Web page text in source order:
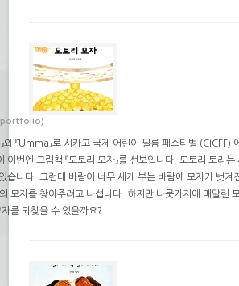
와 『Umma』로 시카고 국제 어린이 필름 페스티벌 (CICFF)
이번엔 그림책 『도토리 모자』를 선보입니다. 도토리 토리
습니다. 그런데 바람이 너무 세게 부는 바람에 모자가 벗겨
모자를 찾아주려고 나섭니다. 하지만 나뭇가지에 매달린
를 되찾을 수 있을까요?